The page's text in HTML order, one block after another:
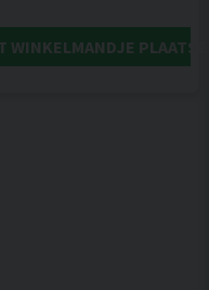
WINKELMANDJE